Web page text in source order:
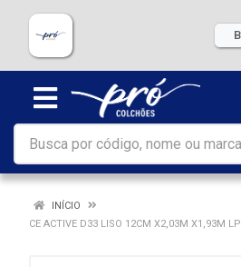
INÍCIO
CE ACTIVE D33 LISO 12CM X2,03M X1,93M